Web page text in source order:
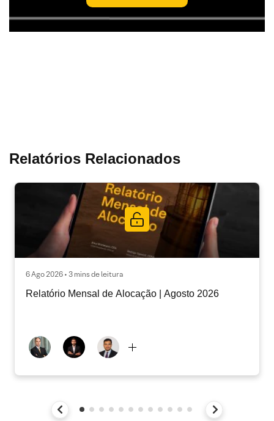
Relatórios Relacionados
6 Ago 2026 • 3 mins de leitura
Relatório Mensal de Alocação | Agosto 2026